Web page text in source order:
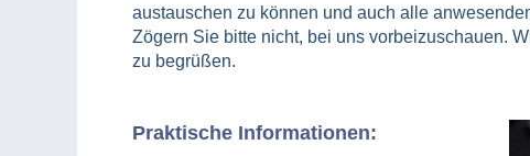
austauschen zu können und auch alle
Zögern Sie bitte nicht, bei uns vorbeizuschauen.
zu begrüßen.
Praktische Informationen: